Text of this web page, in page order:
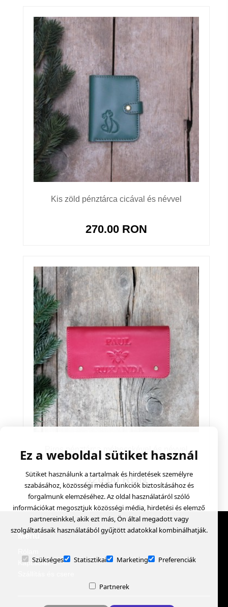
Kis zöld pénztárca cicával és névvel
270.00 RON
Piros pénztárca méhecskével és névvel
320.00 RON
Menü
Kapcsolat
Ez a weboldal sütiket használ
Sütiket használunk a tartalmak és hirdetések személyre
szabásához, közösségi média funkciók biztosításához és
forgalmunk elemzéséhez. Az oldal használatáról szóló
információkat megosztjuk közösségi média, hirdetési és elemző
partnereinkkel, akik ezt más, Ön által megadott vagy
szolgáltatásaik használatából gyűjtött adatokkal kombinálhatják.
Szükséges Statisztikai Marketing Preferenciák
Partnerek